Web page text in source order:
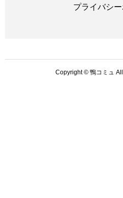
プライバシ
Copyright © 鴨コミュ